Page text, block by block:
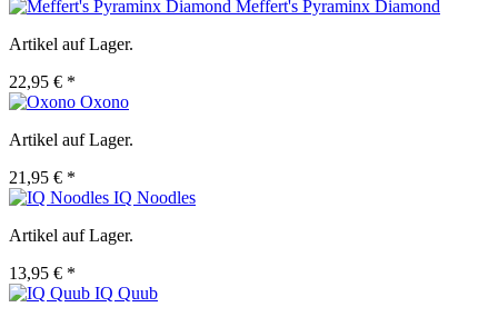
Meffert's Pyraminx Diamond
Artikel auf Lager.
22,95 € *
Oxono
Artikel auf Lager.
21,95 € *
IQ Noodles
Artikel auf Lager.
13,95 € *
IQ Quub